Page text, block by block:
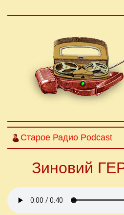
Старое Радио Podcast
Зиновий